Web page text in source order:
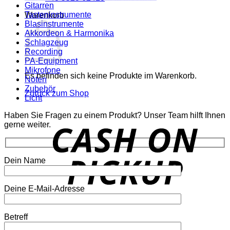
Warenkorb
Es befinden sich keine Produkte im Warenkorb.
Zurück zum Shop
Gitarren
Tasteninstrumente
Blasinstrumente
Akkordeon & Harmonika
Schlagzeug
Recording
PA-Equipment
Mikrofone
Noten
Zubehör
Licht
Haben Sie Fragen zu einem Produkt? Unser Team hilft Ihnen
gerne weiter.
Dein Name
Deine E-Mail-Adresse
Betreff